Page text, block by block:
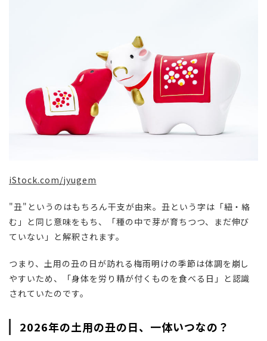
iStock.com/jyugem
"丑"というのはもちろん干支が由来。 丑という字は「紐・絡
む」と同じ意味をもち、「種の中で芽が育ちつつ、まだ伸び
ていない」と解釈されます。
つまり、土用の丑の日が訪れる梅雨明けの季節は体調を崩し
やすいため、「身体を労り精が付くものを食べる日」と認識
されていたのです。
2026年の土用の丑の日、一体いつなの？